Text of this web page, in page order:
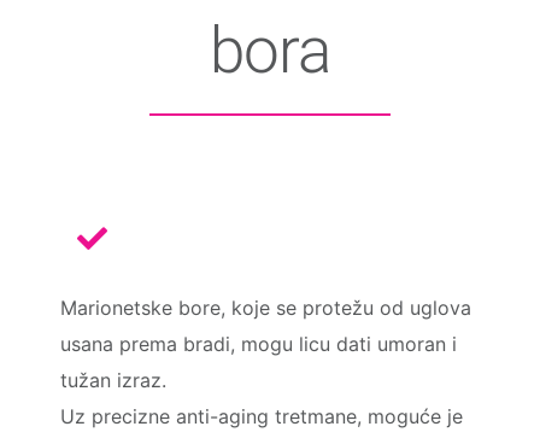
bora
Marionetske bore, koje se protežu od uglova
usana prema bradi, mogu licu dati umoran i
tužan izraz.
Uz precizne anti-aging tretmane, moguće je